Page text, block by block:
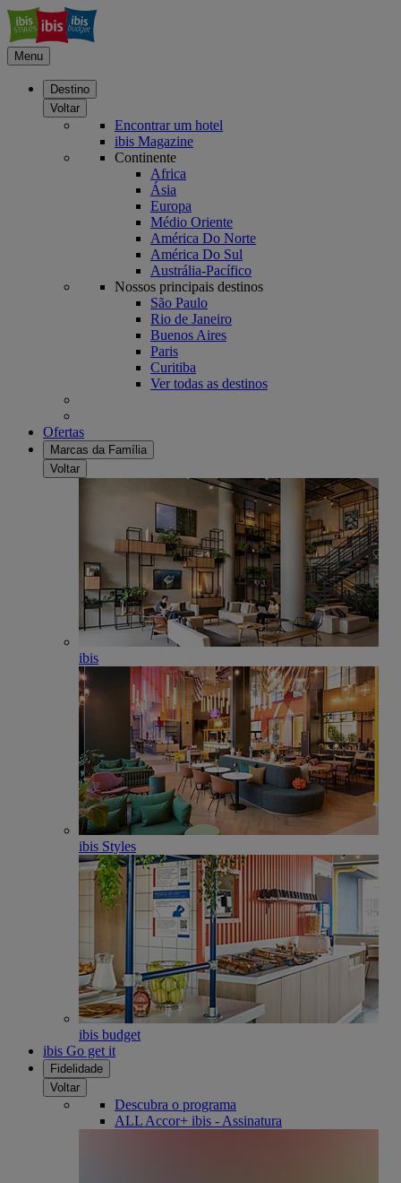
Menu
Destino
Voltar
Encontrar um hotel
ibis Magazine
Continente
Africa
Ásia
Europa
Médio Oriente
América Do Norte
América Do Sul
Austrália-Pacífico
Nossos principais destinos
São Paulo
Rio de Janeiro
Buenos Aires
Paris
Curitiba
Ver todas as destinos
Ofertas
Marcas da Família
Voltar
ibis
ibis Styles
ibis budget
ibis Go get it
Fidelidade
Voltar
Descubra o programa
ALL Accor+ ibis - Assinatura